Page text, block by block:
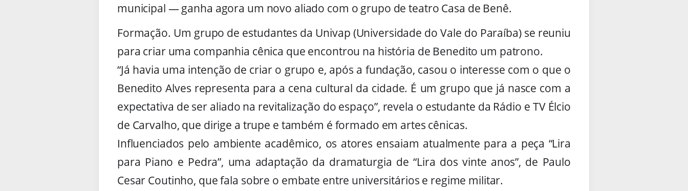
municipal — ganha agora um novo aliado com o grupo de teatro Casa de Benê.
Formação. Um grupo de estudantes da Univap (Universidade do Vale do Paraíba) se reuniu
para criar uma companhia cênica que encontrou na história de Benedito um patrono.
“Já havia uma intenção de criar o grupo e, após a fundação, casou o interesse com o que o
Benedito Alves representa para a cena cultural da cidade. É um grupo que já nasce com a
expectativa de ser aliado na revitalização do espaço”, revela o estudante da Rádio e TV Élcio
de Carvalho, que dirige a trupe e também é formado em artes cênicas.
Influenciados pelo ambiente acadêmico, os atores ensaiam atualmente para a peça “Lira
para Piano e Pedra”, uma adaptação da dramaturgia de “Lira dos vinte anos”, de Paulo
Cesar Coutinho, que fala sobre o embate entre universitários e regime militar.